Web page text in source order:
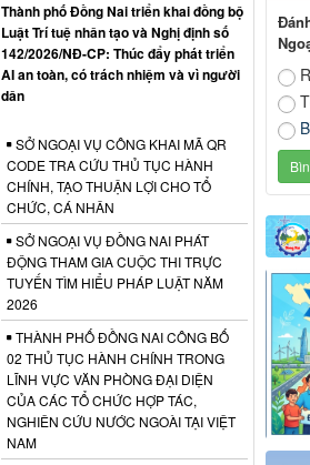
Thành phố Đồng Nai triển khai đồng bộ
Luật Trí tuệ nhân tạo và Nghị định số
142/2026/NĐ-CP: Thúc đẩy phát triển
AI an toàn, có trách nhiệm và vì người
dân
SỞ NGOẠI VỤ CÔNG KHAI MÃ QR
CODE TRA CỨU THỦ TỤC HÀNH
CHÍNH, TẠO THUẬN LỢI CHO TỔ
CHỨC, CÁ NHÂN
SỞ NGOẠI VỤ ĐỒNG NAI PHÁT
ĐỘNG THAM GIA CUỘC THI TRỰC
TUYẾN TÌM HIỂU PHÁP LUẬT NĂM
2026
THÀNH PHỐ ĐỒNG NAI CÔNG BỐ
02 THỦ TỤC HÀNH CHÍNH TRONG
LĨNH VỰC VĂN PHÒNG ĐẠI DIỆN
CỦA CÁC TỔ CHỨC HỢP TÁC,
NGHIÊN CỨU NƯỚC NGOÀI TẠI VIỆT
NAM